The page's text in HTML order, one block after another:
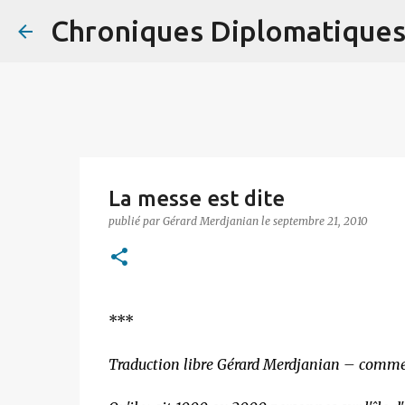
Chroniques Diplomatiques
La messe est dite
publié par Gérard Merdjanian le septembre 21, 2010
***
Traduction libre Gérard Merdjanian –